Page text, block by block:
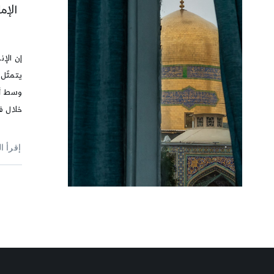
إن
وسط
خلال
إقرأ